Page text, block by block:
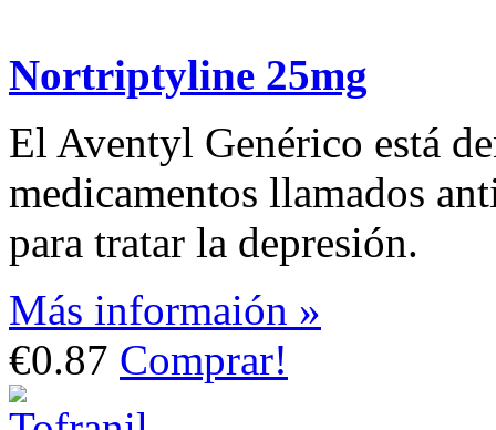
Nortriptyline 25mg
El Aventyl Genérico está
medicamentos llamados
para tratar la depresión.
Más informaión »
€0.87 Comprar!